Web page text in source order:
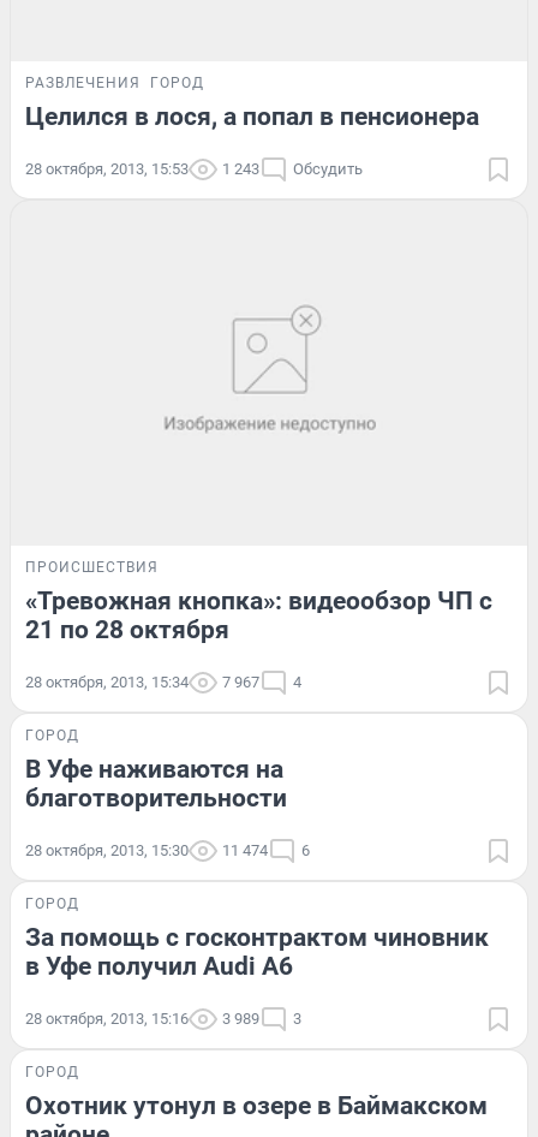
РАЗВЛЕЧЕНИЯ ГОРОД
Целился в лося, а попал в пенсионера
28 октября, 2013, 15:53 1 243 Обсудить
ПРОИСШЕСТВИЯ
«Тревожная кнопка»: видеообзор ЧП с
21 по 28 октября
28 октября, 2013, 15:34 7 967 4
ГОРОД
В Уфе наживаются на
благотворительности
28 октября, 2013, 15:30 11 474 6
ГОРОД
За помощь с госконтрактом чиновник
в Уфе получил Аudi А6
28 октября, 2013, 15:16 3 989 3
ГОРОД
Охотник утонул в озере в Баймакском